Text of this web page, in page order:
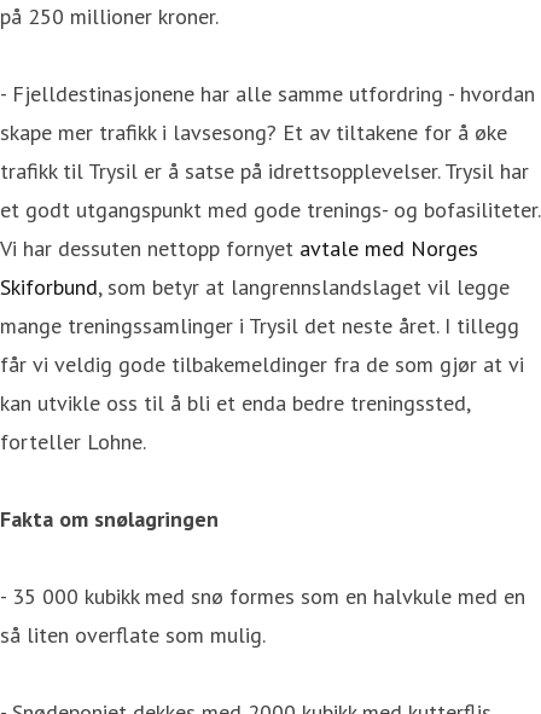
på 250 millioner kroner.
- Fjelldestinasjonene har alle samme utfordring - hvordan
skape mer trafikk i lavsesong? Et av tiltakene for å øke
trafikk til Trysil er å satse på idrettsopplevelser. Trysil har
et godt utgangspunkt med gode trenings- og bofasiliteter.
Vi har dessuten nettopp fornyet avtale med Norges
Skiforbund, som betyr at langrennslandslaget vil legge
mange treningssamlinger i Trysil det neste året. I tillegg
får vi veldig gode tilbakemeldinger fra de som gjør at vi
kan utvikle oss til å bli et enda bedre treningssted,
forteller Lohne.
Fakta om snølagringen
- 35 000 kubikk med snø formes som en halvkule med en
så liten overflate som mulig.